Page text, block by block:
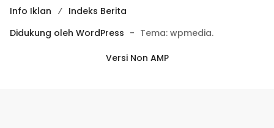
Info Iklan
Indeks Berita
Didukung oleh WordPress - Tema: wpmedia.
Versi Non AMP